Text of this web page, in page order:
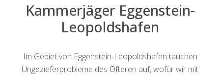
Kammerjäger Eggenstein-
Leopoldshafen
Im Gebiet von Eggenstein-Leopoldshafen tauchen
Ungezieferprobleme des Öfteren auf, wofür wir mit